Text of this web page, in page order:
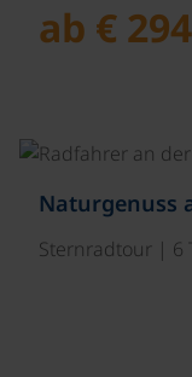
ab €
Naturgenuss
Sternradtour | 6